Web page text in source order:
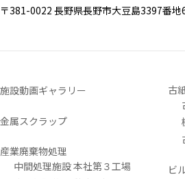
〒381-0022 長野県長野市大豆島3397番地
施設動画ギャラリー
金属スクラップ
産業廃棄物処理
中間処理施設 本社第３工場
古
ビ